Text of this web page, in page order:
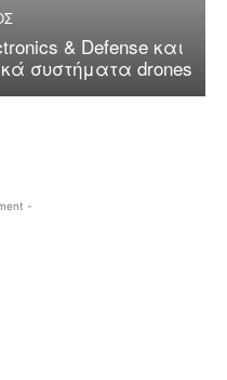
& Defense και
συστήματα drones
-